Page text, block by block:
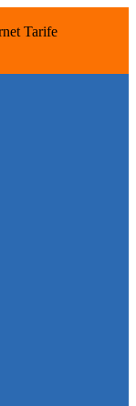
Tarife